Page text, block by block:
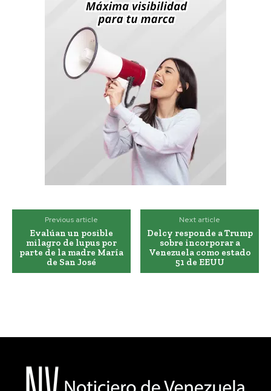
Previous article
Evalúan un posible
milagro de lupus por
parte de la madre María
de San José
Next article
Delcy responde a Trump
sobre incorporar a
Venezuela como estado
51 de EEUU